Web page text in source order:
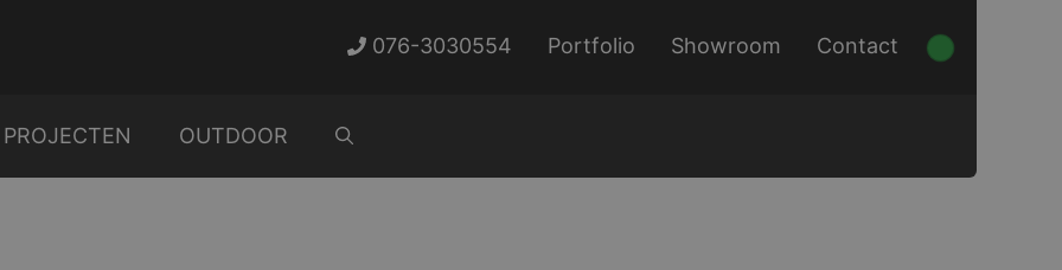
076-3030554 Portfolio Showroom Contact
PROJECTEN OUTDOOR